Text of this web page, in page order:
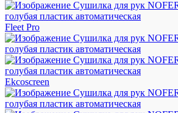
Fleet Pro
Ekcoscreen